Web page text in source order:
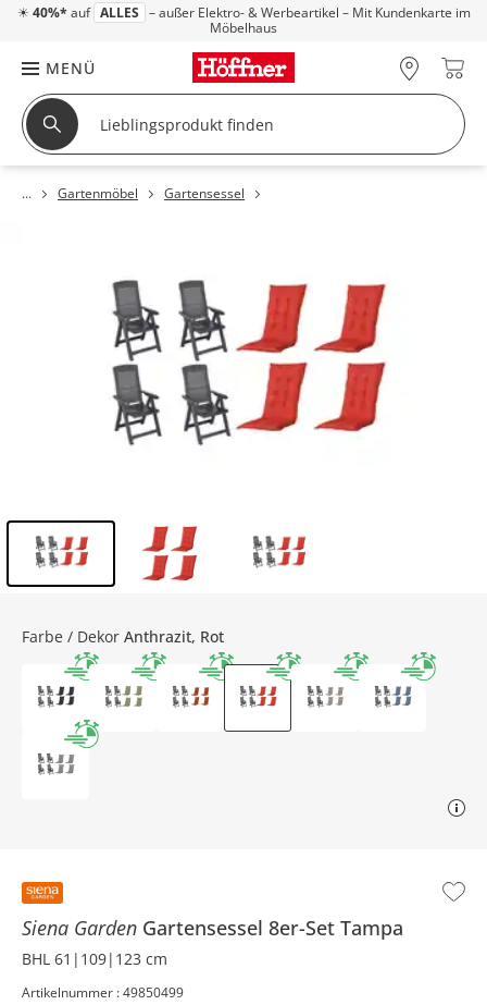
☀ 40%* auf ALLES – außer Elektro- & Werbeartikel – Mit Kundenkarte im
Möbelhaus
MENÜ
Gartenmöbel Gartensessel
Siena Garden Gartensessel 8er-Set Tampa
BHL 61|109|123 cm
Artikelnummer : 49850499
Farbe / Dekor Anthrazit, Rot